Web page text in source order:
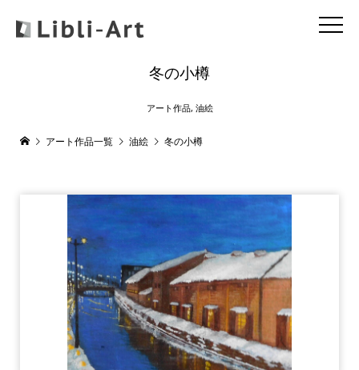
冬の小樽
アート作品, 油絵
アート作品一覧 油絵 冬の小樽